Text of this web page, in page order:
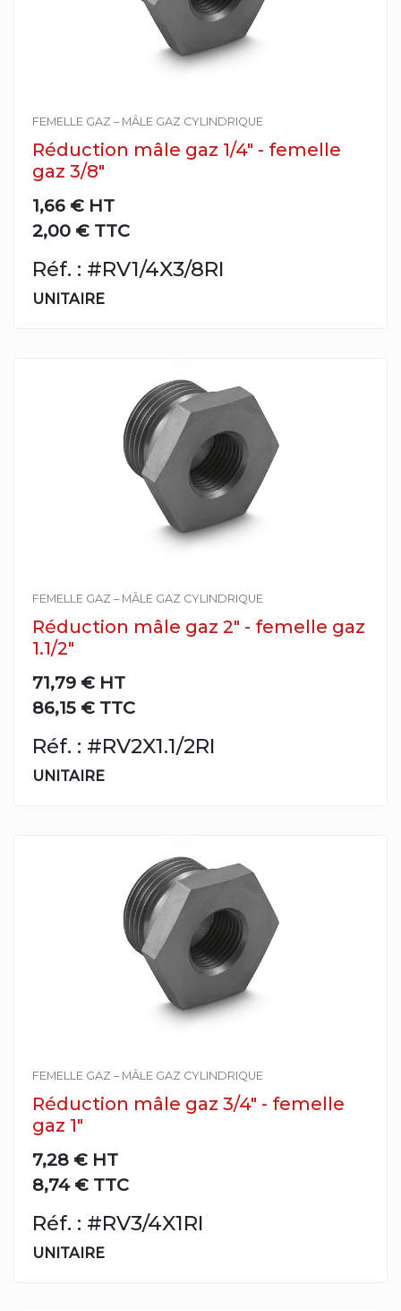
FEMELLE GAZ – MÂLE GAZ CYLINDRIQUE
Réduction mâle gaz 1/4" - femelle
gaz 3/8"
1,66 € HT
2,00 € TTC
Réf. : #RV1/4X3/8RI
UNITAIRE
FEMELLE GAZ – MÂLE GAZ CYLINDRIQUE
Réduction mâle gaz 2" - femelle gaz
1.1/2"
71,79 € HT
86,15 € TTC
Réf. : #RV2X1.1/2RI
UNITAIRE
FEMELLE GAZ – MÂLE GAZ CYLINDRIQUE
Réduction mâle gaz 3/4" - femelle
gaz 1"
7,28 € HT
8,74 € TTC
Réf. : #RV3/4X1RI
UNITAIRE